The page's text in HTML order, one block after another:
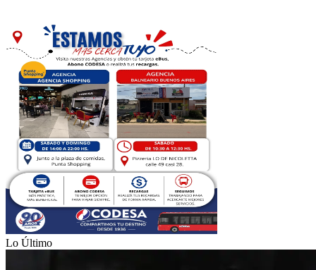
Lo Último